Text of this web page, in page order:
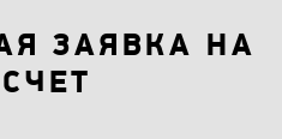
ЗАЯВКА НА